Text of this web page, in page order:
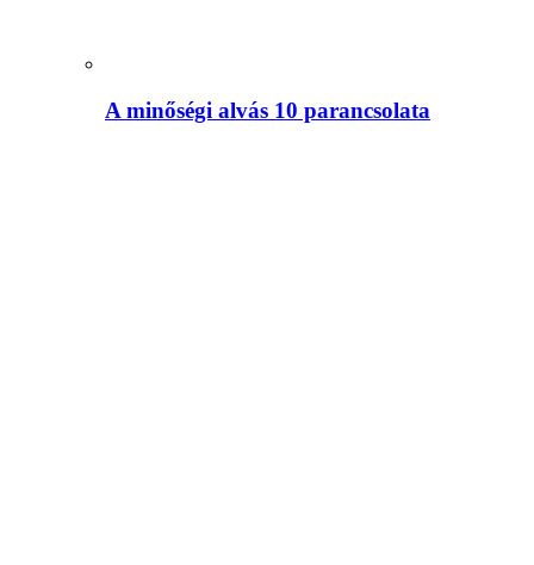
A minőségi alvás 10 parancsolata